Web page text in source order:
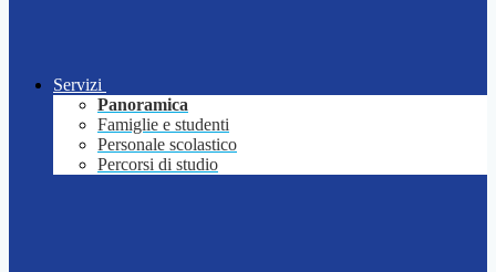
Servizi
Panoramica
Famiglie e studenti
Personale scolastico
Percorsi di studio